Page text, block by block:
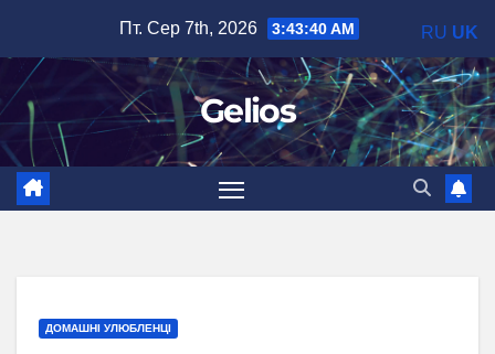
вмісту
Пт. Сер 7th, 2026 3:43:40 AM
Gelios
ДОМАШНІ УЛЮБЛЕНЦІ
RU UK